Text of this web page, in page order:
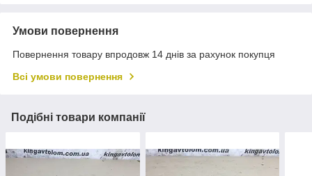
Умови повернення
Повернення товару впродовж 14 днів за рахунок покупця
Всі умови повернення
Подібні товари компанії